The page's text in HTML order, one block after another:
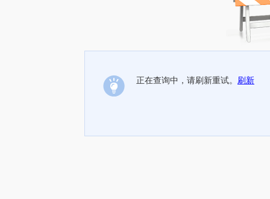
正在查询中，请刷新重试。 刷新